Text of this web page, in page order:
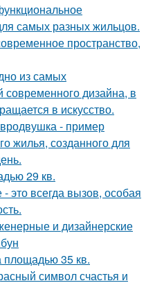
самых разных жильцов.
пространство,
из самых
дизайна, в
в искусство.
- пример
жилья, созданного для
29 кв.
это всегда вызов, особая
и дизайнерские
площадью 35 кв.
символ счастья и